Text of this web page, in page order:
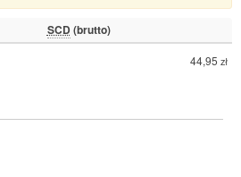
SCD (brutto)
44,95 zł